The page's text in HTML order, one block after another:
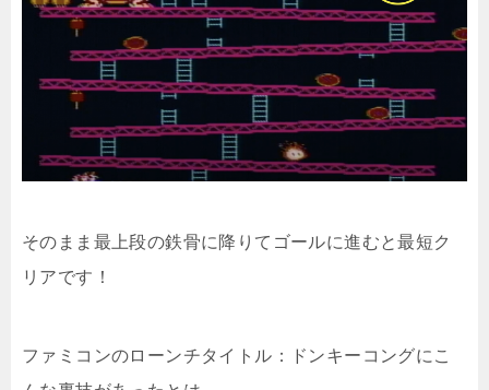
そのまま最上段の鉄骨に降りてゴールに進むと最短ク
リアです！
ファミコンのローンチタイトル：ドンキーコングにこ